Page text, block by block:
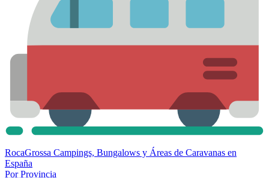
RocaGrossa Campings, Bungalows y Áreas de Caravanas en
España
Por Provincia